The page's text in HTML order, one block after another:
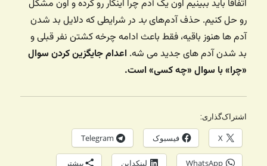
اتفاقا باید ببینیم اون یک آدم چرا اینکار رو کرده و اون مشکل
رو حل کنیم. حذف آدم‌هایبد در شرایطی که دلایل بد شدن
آدم ها هنوز باقیه، فقط باعث ادامه چرخه کشتن نفر قبلی و
بد شدن آدم های جدید می شه. اعدام جایگزین کردن سوال
«چرا» با سوال «چه کسی» است.
اشتراک‌گذاری:
X فیسبوک Telegram
WhatsApp لینکداین بیشتر